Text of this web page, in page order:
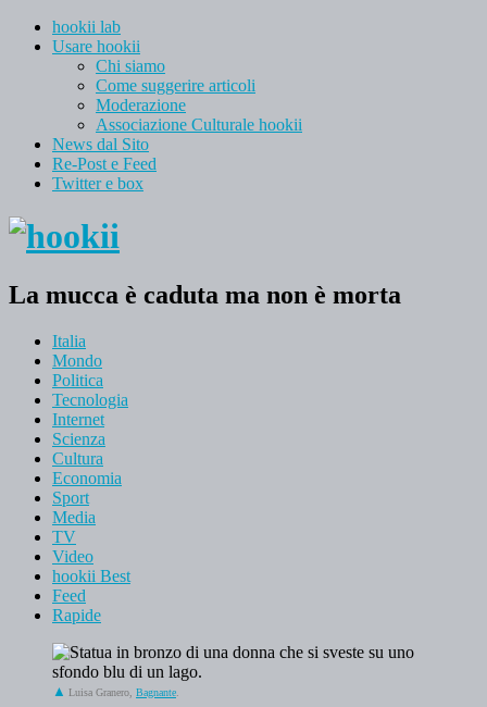
hookii lab
Usare hookii
Chi siamo
Come suggerire articoli
Moderazione
Associazione Culturale hookii
News dal Sito
Re-Post e Feed
Twitter e box
La mucca è caduta ma non è morta
Italia
Mondo
Politica
Tecnologia
Internet
Scienza
Cultura
Economia
Sport
Media
TV
Video
hookii Best
Feed
Rapide
Luisa Granero, Bagnante